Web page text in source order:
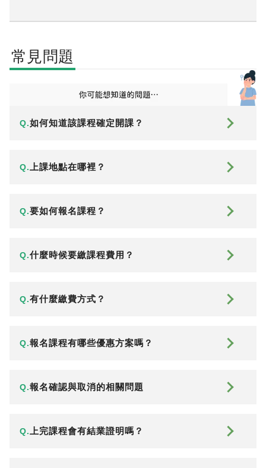
常見問題
Q.如何知道該課程確定開課？
Q. 上課地點在哪裡？
Q.要如何報名課程？
Q.什麼時候要繳課程費用？
Q.有什麼繳費方式？
Q.報名課程有哪些優惠方案嗎？
Q.報名確認與取消的相關問題
Q. 上完課程會有結業證明嗎？